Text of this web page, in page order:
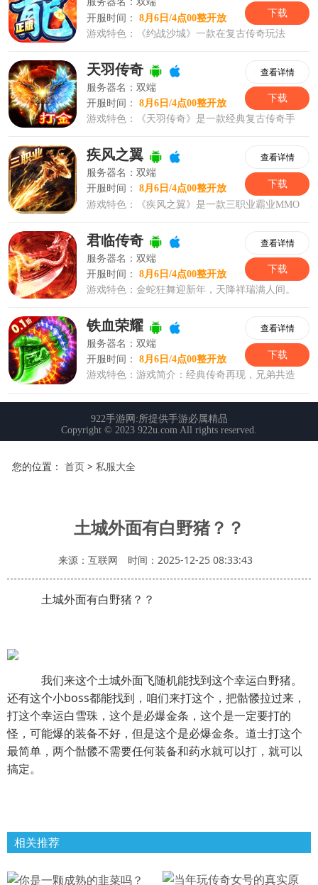
您的位置： 首页> 私服大全
土城外面有白野猪？？
来源：互联网 时间：2025-12-25 08:33:43
土城外面有白野猪？？
我们来这个土城外面飞随机能找到这个幸运白野猪。
还有这个小boss都能找到，咱们来打这个，把骷髅拉过来，
打这个幸运白雪珠，这个是必爆金条，这个是一定要打的
怪，可能爆的装备不好，但是这个是必爆金条。道士打这个
最简单，两个骷髅不需要任何装备和药水就可以打，就可以
搞定。
相关推荐